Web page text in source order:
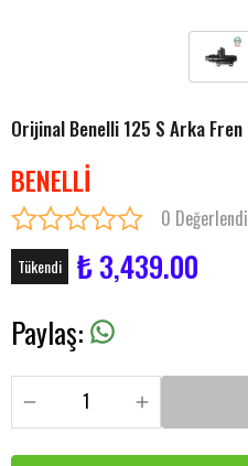
Orijinal Benelli 125 S Arka Fren
BENELLİ
0
Tükendi
₺ 3,439.00
Paylaş: